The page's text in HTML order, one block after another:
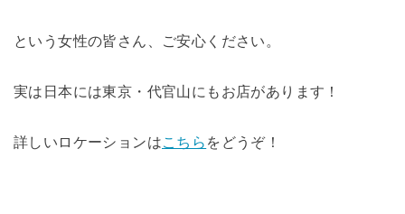
という女性の皆さん、ご安心ください。
実は日本には東京・代官山にもお店があります！
詳しいロケーションはこちら をどうぞ！